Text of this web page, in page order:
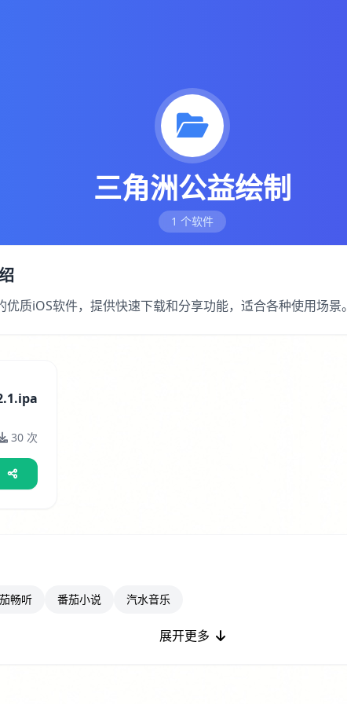
三角洲公益绘制
1 个软件
质iOS软件，提供快速下载和分享功能，适合各种使用场景。
30 次
畅听 番茄小说 汽水音乐
展开更多